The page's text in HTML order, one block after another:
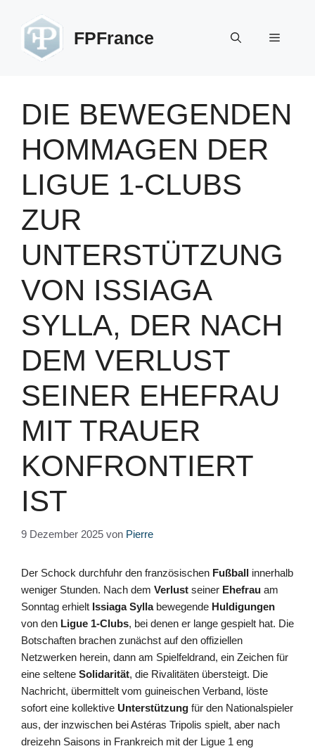
springen
FPFrance Menü
DIE BEWEGENDEN
HOMMAGEN DER
LIGUE 1-CLUBS
ZUR
UNTERSTÜTZUNG
VON ISSIAGA
SYLLA, DER NACH
DEM VERLUST
SEINER EHEFRAU
MIT TRAUER
KONFRONTIERT
IST
9 Dezember 2025 von Pierre
Der Schock durchfuhr den französischen Fußball innerhalb
weniger Stunden. Nach dem Verlust seiner Ehefrau am
Sonntag erhielt Issiaga Syllabewegende Huldigungen
von den Ligue 1-Clubs, bei denen er lange gespielt hat. Die
Botschaften brachen zunächst auf den offiziellen
Netzwerken herein, dann am Spielfeldrand, ein Zeichen für
eine seltene Solidarität, die Rivalitäten übersteigt. Die
Nachricht, übermittelt vom guineischen Verband, löste
sofort eine kollektive Unterstützung für den Nationalspieler
aus, der inzwischen bei Astéras Tripolis spielt, aber nach
dreizehn Saisons in Frankreich mit der Ligue 1 eng